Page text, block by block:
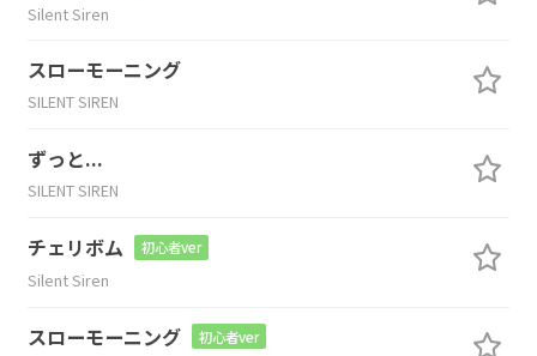
Silent Siren
スローモーニング
SILENT SIREN
ずっと...
SILENT SIREN
チェリボム 初心者ver
Silent Siren
スローモーニング 初心者ver